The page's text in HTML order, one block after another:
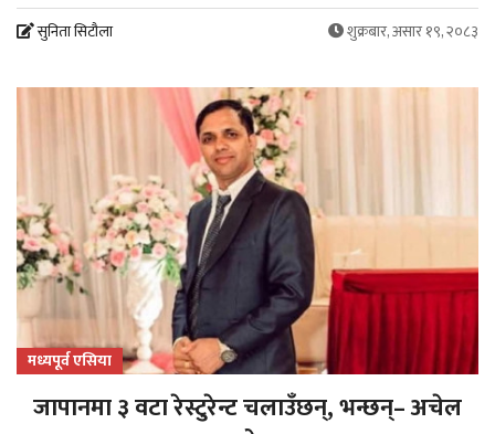
सुनिता सिटौला शुक्रबार, असार १९, २०८३
मध्यपूर्व एसिया
जापानमा ३ वटा रेस्टुरेन्ट चलाउँछन्, भन्छन्– अचेल